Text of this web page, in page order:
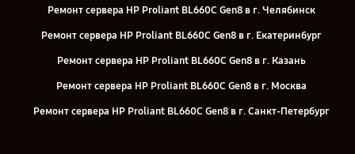
Ремонт сервера HP Proliant BL660C Gen8 в г. Челябинск
Ремонт сервера HP Proliant BL660C Gen8 в г. Екатеринбург
Ремонт сервера HP Proliant BL660C Gen8 в г. Казань
Ремонт сервера HP Proliant BL660C Gen8 в г. Москва
Ремонт сервера HP Proliant BL660C Gen8 в г. Санкт-Петербург